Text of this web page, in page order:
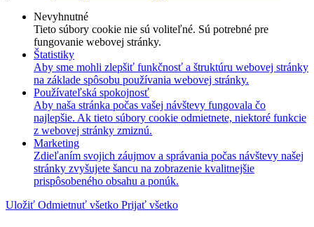
Nevyhnutné
Tieto súbory cookie nie sú voliteľné. Sú potrebné pre
fungovanie webovej stránky.
Štatistiky
Aby sme mohli zlepšiť funkčnosť a štruktúru webovej stránky
na základe spôsobu používania webovej stránky.
Používateľská spokojnosť
Aby naša stránka počas vašej návštevy fungovala čo
najlepšie. Ak tieto súbory cookie odmietnete, niektoré funkcie
z webovej stránky zmiznú.
Marketing
Zdieľaním svojich záujmov a správania počas návštevy našej
stránky zvyšujete šancu na zobrazenie kvalitnejšie
prispôsobeného obsahu a ponúk.
Uložiť Odmietnuť všetko Prijať všetko